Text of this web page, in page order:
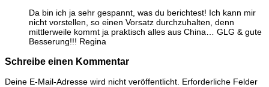
Da bin ich ja sehr gespannt, was du berichtest! Ich kann mir
nicht vorstellen, so einen Vorsatz durchzuhalten, denn
mittlerweile kommt ja praktisch alles aus China… GLG & gute
Besserung!!! Regina
Schreibe einen Kommentar
Deine E-Mail-Adresse wird nicht veröffentlicht. Erforderliche Felder